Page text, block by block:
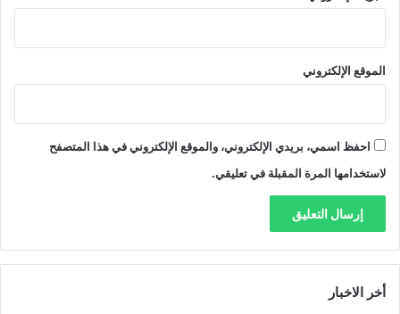
الموقع الإلكتروني
احفظ اسمي، بريدي الإلكتروني، والموقع الإلكتروني في هذا المتصفح
لاستخدامها المرة المقبلة في تعليقي.
أخر الاخبار